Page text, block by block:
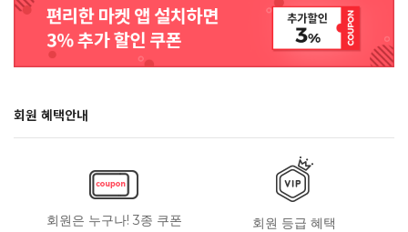
회원 혜택안내
회원은 누구나! 3종 쿠폰 회원 등급 혜택